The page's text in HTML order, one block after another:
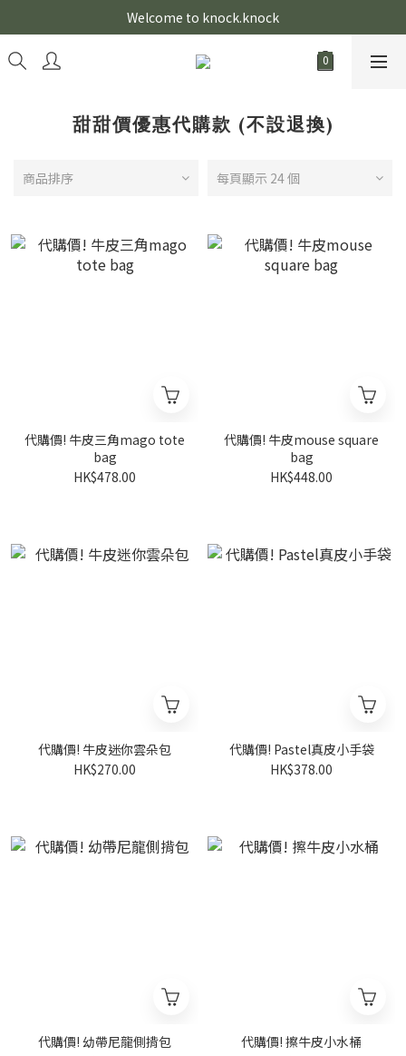
Welcome to knock.knock
甜甜價優惠代購款 (不設退換)
商品排序 每頁顯示 24 個
代購價! 牛皮三角mago tote
bag
HK$478.00
代購價! 牛皮mouse square
bag
HK$448.00
代購價! 牛皮迷你雲朵包
HK$270.00
代購價! Pastel真皮小手袋
HK$378.00
代購價! 幼帶尼龍側揹包
代購價! 擦牛皮小水桶